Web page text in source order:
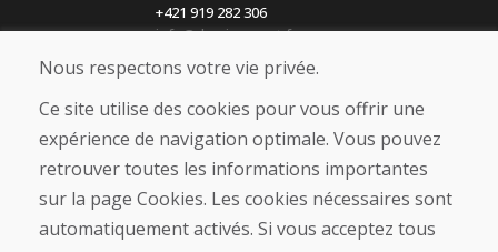
+421 919 282 306
info@domivosport.fr
À propos de nous
Boutique
Contact
Nous respectons votre vie privée.
Ce site utilise des cookies pour vous offrir une
expérience de navigation optimale. Vous pouvez
retrouver toutes les informations importantes
sur la page Cookies. Les cookies nécessaires sont
automatiquement activés. Si vous acceptez tous